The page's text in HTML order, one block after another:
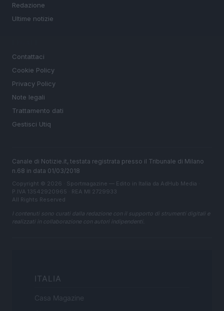
Redazione
Ultime notizie
Contattaci
Cookie Policy
Privacy Policy
Note legali
Trattamento dati
Gestisci Utiq
Canale di Notizie.it, testata registrata presso il Tribunale di Milano
n.68 in data 01/03/2018
Copyright © 2026 · Sportmagazine — Edito in Italia da AdHub Media
P.IVA 13542920965 · REA MI 2729933
All Rights Reserved
I contenuti sono curati dalla redazione con il supporto di strumenti digitali e
realizzati in collaborazione con autori indipendenti.
ITALIA
Casa Magazine